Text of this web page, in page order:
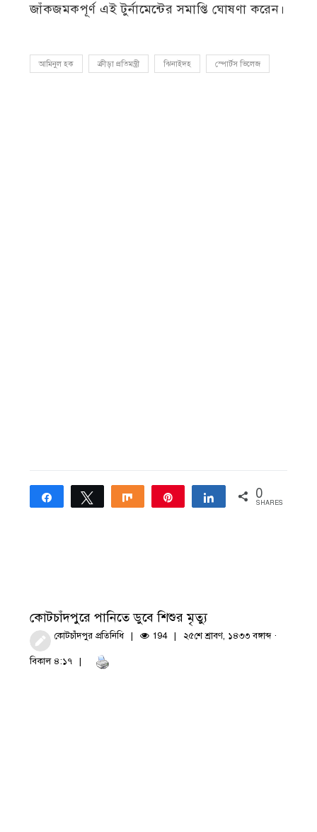
জাঁকজমকপূর্ণ এই টুর্নামেন্টের সমাপ্তি ঘোষণা করেন।
আমিনুল হক ক্রীড়া প্রতিমন্ত্রী ঝিনাইদহ স্পোর্টস ভিলেজ
Share Tweet Share Share 0
SHARES
কোটচাঁদপুরে পানিতে ডুবে শিশুর মৃত্যু
কোটচাঁদপুর প্রতিনিধি 194 ২৫শে শ্রাবণ, ১৪৩৩ বঙ্গাব্দ ·
বিকাল ৪:১৭